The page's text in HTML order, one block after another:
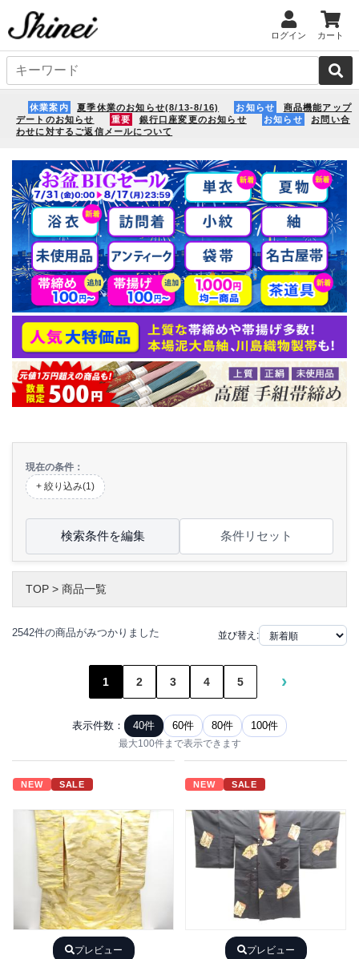
ログイン カート
休業案内 夏季休業のお知らせ(8/13-8/16) お知らせ
商品機能アップ
デートのお知らせ
重要 銀行口座変更のお知らせ お知らせ
お問い合
わせに対するご返信メールについて
現在の条件：
+ 絞り込み(1)
検索条件を編集 条件リセット
TOP > 商品一覧
2542件の商品がみつかりました 並び替え:
1 2 3 4 5 ›
表示件数： 40件 60件 80件 100件
最大100件まで表示できます
NEW SALE
プレビュー
NEW SALE
プレビュー